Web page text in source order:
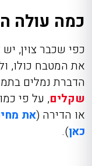
כמה עולה
כפי שכבר צוין,
את המטבח כולו,
הדברת נמלים בתמי
שקלים, על פי
או הדירה (את
כאן).